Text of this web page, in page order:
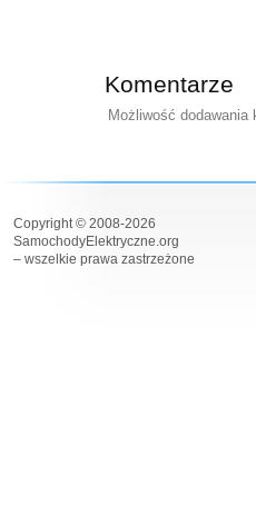
Komentarze
Możliwość
Copyright © 2008-2026
SamochodyElektryczne.org
– wszelkie prawa zastrzeżone